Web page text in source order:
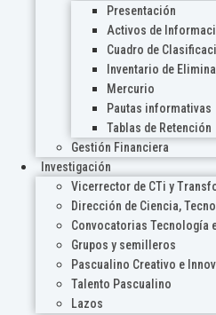
Presentación
Activos de
Cuadro de
Inventario de
Mercurio
Pautas informativas
Tablas de Retención
Gestión Financiera
Investigación
Vicerrector de CTi y
Dirección de Ciencia,
Convocatorias Tecnología
Grupos y semilleros
Pascualino Creativo e
Talento Pascualino
Lazos